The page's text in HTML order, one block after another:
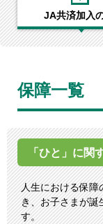
JA共済加入
保障一覧
「ひと」に関
人生における保障
き、お子さまが誕
す。